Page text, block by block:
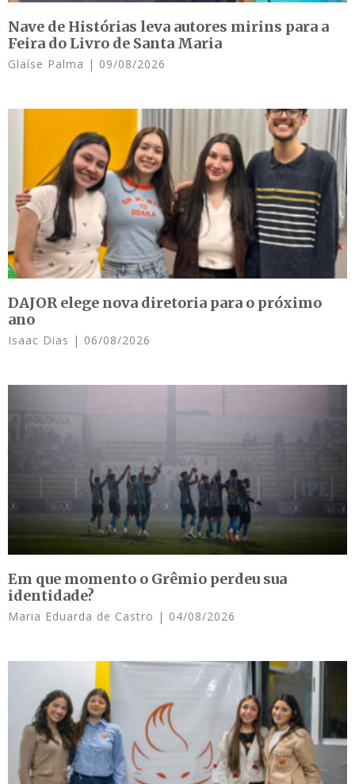
Nave de Histórias leva autores mirins para a
Feira do Livro de Santa Maria
Glaíse Palma 09/08/2026
DAJOR elege nova diretoria para o próximo
ano
Isaac Dias 06/08/2026
Em que momento o Grêmio perdeu sua
identidade?
Maria Eduarda de Castro 04/08/2026